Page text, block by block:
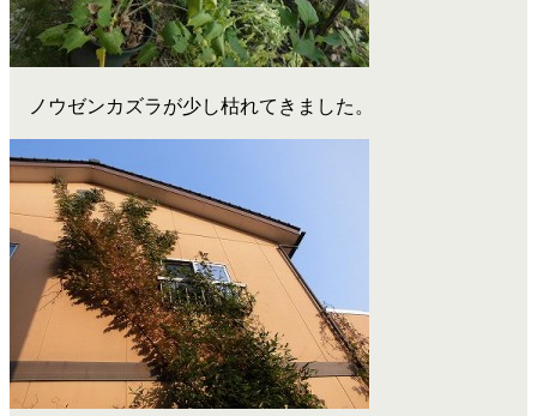
ノウゼンカズラが少し枯れてきました。